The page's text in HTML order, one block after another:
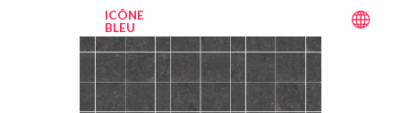
ICÔNE
BLEU